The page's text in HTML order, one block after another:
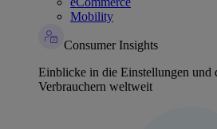
Mobility
Consumer Insights
Einblicke in die Einstellungen und
Verbrauchern weltweit